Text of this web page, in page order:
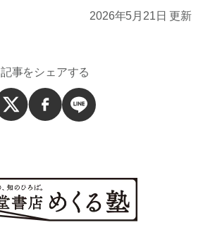
2026年5月21日 更新
記事をシェアする